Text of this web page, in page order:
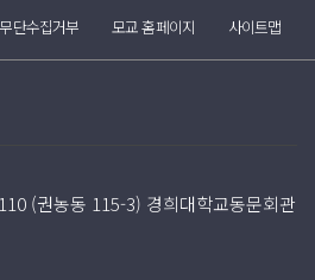
단수집거부 모교 홈페이지 사이트맵
(권농동 115-3) 경희대학교동문회관